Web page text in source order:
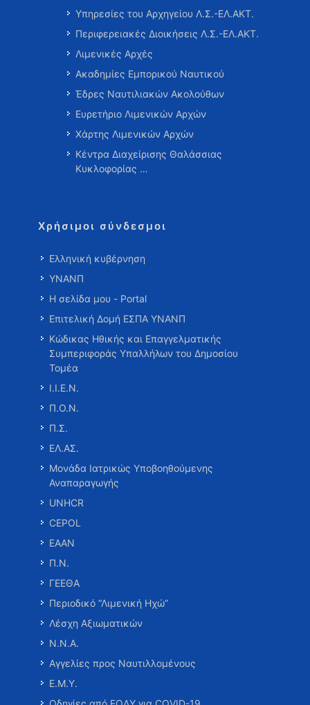
Υπηρεσίες του Αρχηγείου Λ.Σ.-ΕΛ.ΑΚΤ.
Περιφερειακές Διοικήσεις Λ.Σ.-ΕΛ.ΑΚΤ.
Λιμενικές Αρχές
Ακαδημίες Εμπορικού Ναυτικού
Έδρες Ναυτιλιακών Ακολούθων
Ευρετήριο Λιμενικών Αρχών
Χάρτης Λιμενικών Αρχών
Κέντρα Διαχείρισης Θαλάσσιας
Κυκλοφορίας …
Χρήσιμοι σύνδεσμοι
Ελληνική κυβέρνηση
ΥΝΑΝΠ
Η σελίδα μου - Portal
Επιτελική Δομή ΕΣΠΑ ΥΝΑΝΠ
Κώδικας Ηθικής και Επαγγελματικής
Συμπεριφοράς Υπαλλήλων του Δημοσίου
Τομέα
Ι.Ι.Ε.Ν.
Π.Ο.Ν.
Π.Σ.
ΕΛ.ΑΣ.
Μονάδα Ιατρικώς Υποβοηθούμενης
Αναπαραγωγής
UNHCR
CEPOL
ΕΑΑΝ
Π.Ν.
ΓΕΕΘΑ
Περιοδικό “Λιμενική Ηχώ”
Λέσχη Αξιωματικών
Ν.Ν.Α.
Αγγελίες προς Ναυτιλλομένους
Ε.Μ.Υ.